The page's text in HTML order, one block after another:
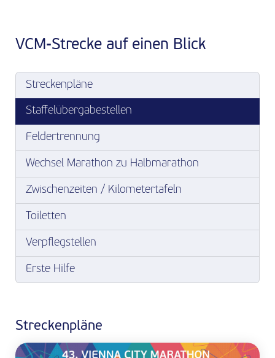
VCM-Strecke auf einen Blick
Streckenpläne
Staffel­übergabestellen
Feldertrennung
Wechsel Marathon zu Halbmarathon
Zwischenzeiten / Kilometer­tafeln
Toiletten
Verpflegstellen
Erste Hilfe
Streckenpläne